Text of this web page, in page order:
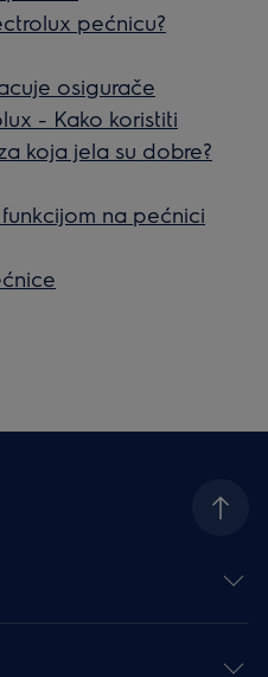
pećnicu?
osigurače
- Kako koristiti
koja jela su dobre?
na pećnici